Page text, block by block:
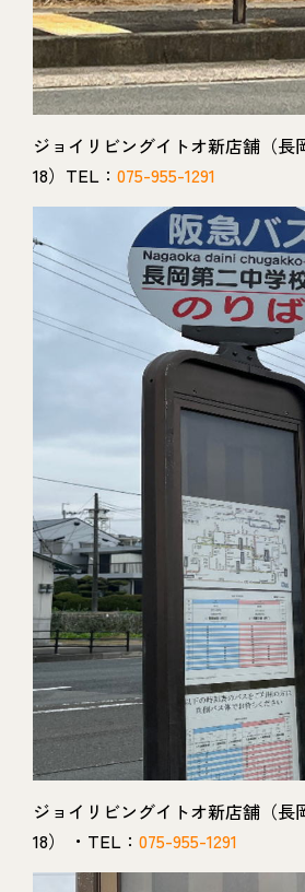
ジョイリビングイトオ新店舗（長
18）TEL： 075-955-1291
ジョイリビングイトオ新店舗（長
18） ・TEL： 075-955-1291